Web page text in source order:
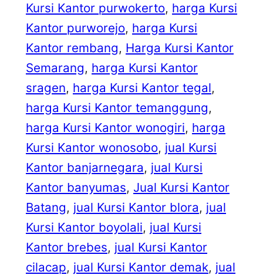
Kursi Kantor purwokerto, harga Kursi
Kantor purworejo, harga Kursi
Kantor rembang, Harga Kursi Kantor
Semarang, harga Kursi Kantor
sragen, harga Kursi Kantor tegal
harga Kursi Kantor temanggung
harga Kursi Kantor wonogiri, harga
Kursi Kantor wonosobo, jual Kursi
Kantor banjarnegara, jual Kursi
Kantor banyumas, Jual Kursi Kantor
Batang, jual Kursi Kantor blora, jual
Kursi Kantor boyolali, jual Kursi
Kantor brebes, jual Kursi Kantor
cilacap, jual Kursi Kantor demak, jual